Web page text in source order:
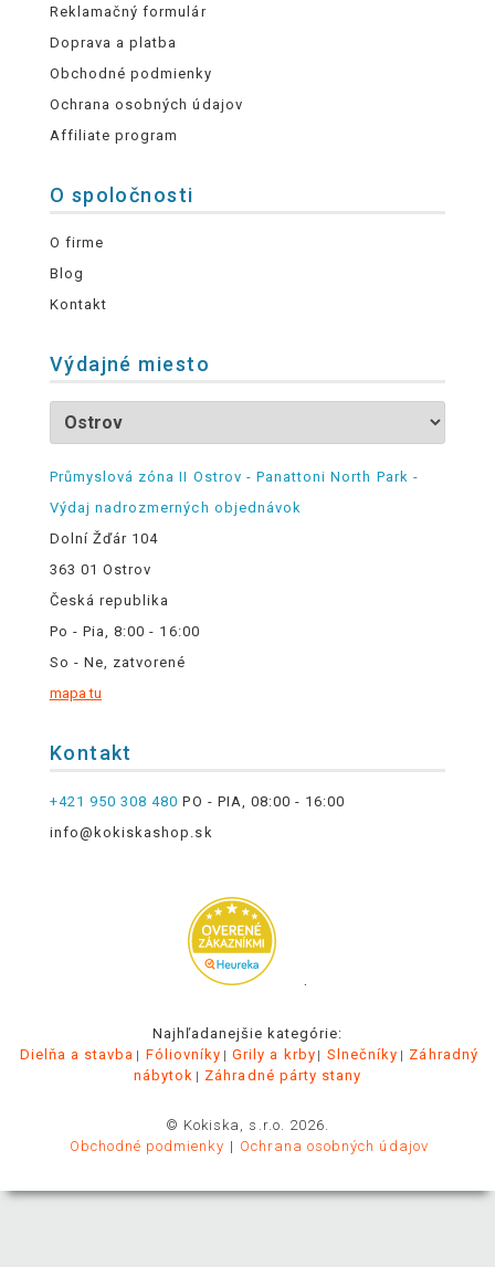
Reklamačný formulár
Doprava a platba
Obchodné podmienky
Ochrana osobných údajov
Affiliate program
O spoločnosti
O firme
Blog
Kontakt
Výdajné miesto
Průmyslová zóna II Ostrov - Panattoni North Park -
Výdaj nadrozmerných objednávok
Dolní Žďár 104
363 01 Ostrov
Česká republika
Po - Pia, 8:00 - 16:00
So - Ne, zatvorené
mapa tu
Kontakt
+421 950 308 480 PO - PIA, 08:00 - 16:00
info@kokiskashop.sk
.
Najhľadanejšie kategórie:
Dielňa a stavba
Fóliovníky Grily a krby Slnečníky
Záhradný
nábytok
Záhradné párty stany
© Kokiska, s.r.o. 2026.
Obchodné podmienky
Ochrana osobných údajov